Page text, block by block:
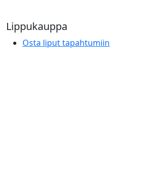
Lippukauppa
Osta liput tapahtumiin